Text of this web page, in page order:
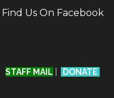
Find Us On Facebook
STAFF MAIL DONATE